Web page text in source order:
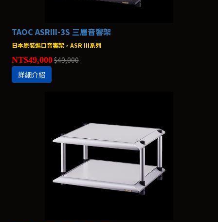
TAOC ASRIII-3S 三層音響架
日本原裝進口音響架，ASR III系列
NT$49,000$49,000
詳細介紹